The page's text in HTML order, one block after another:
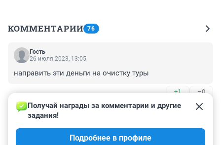
КОММЕНТАРИИ 76
Гость
26 июля 2023, 13:05
направить эти деньги на очистку туры
+1 –0
Гость
26 июля 2023, 11:35
лучше эти деньги на объездную потратить,а не на
общаги студенческие.
Получай награды за комментарии и другие
задания!
Подробнее в профиле